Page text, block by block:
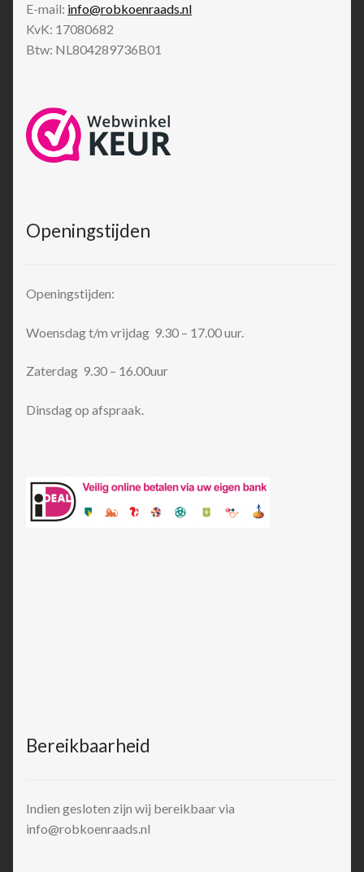
E-mail: info@robkoenraads.nl
KvK: 17080682
Btw: NL804289736B01
Openingstijden
Openingstijden:
Woensdag t/m vrijdag 9.30 – 17.00 uur.
Zaterdag 9.30 – 16.00uur
Dinsdag op afspraak.
Bereikbaarheid
Indien gesloten zijn wij bereikbaar via
info@robkoenraads.nl